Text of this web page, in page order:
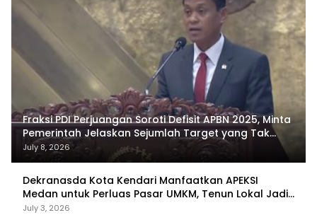
Fraksi PDI Perjuangan Soroti Defisit APBN 2025, Minta
Pemerintah Jelaskan Sejumlah Target yang Tak
Tercapai
July 8, 2026
Dekranasda Kota Kendari Manfaatkan APEKSI
Medan untuk Perluas Pasar UMKM, Tenun Lokal Jadi
Primadona
July 3, 2026